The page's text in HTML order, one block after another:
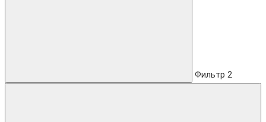
Фильтр 2